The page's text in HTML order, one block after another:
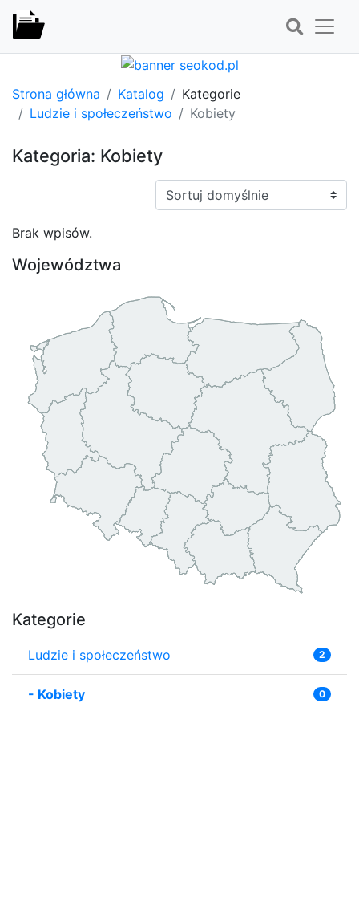
Strona główna Katalog
Kategorie
Ludzie i społeczeństwo
Kobiety
Kategoria: Kobiety
Sortuj:
Brak wpisów.
Województwa
Kategorie
Ludzie i społeczeństwo 2
- Kobiety 0